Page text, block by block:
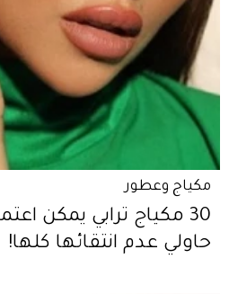
مكياج وعطور
30 مكياج ترابي يمكن
حاولي عدم انتقائها كلها!